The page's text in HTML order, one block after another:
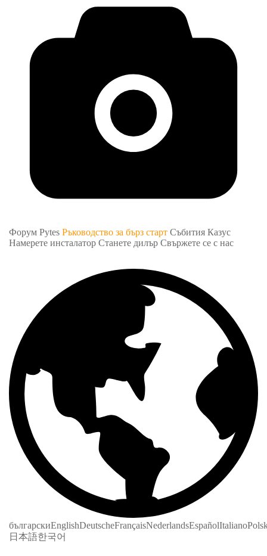
Форум Pytes Ръководство за бърз старт Събития Казус
Намерете инсталатор Станете дилър Свържете се с нас
българскиEnglishDeutscheFrançaisNederlandsEspañolItaliano
日本語한국어